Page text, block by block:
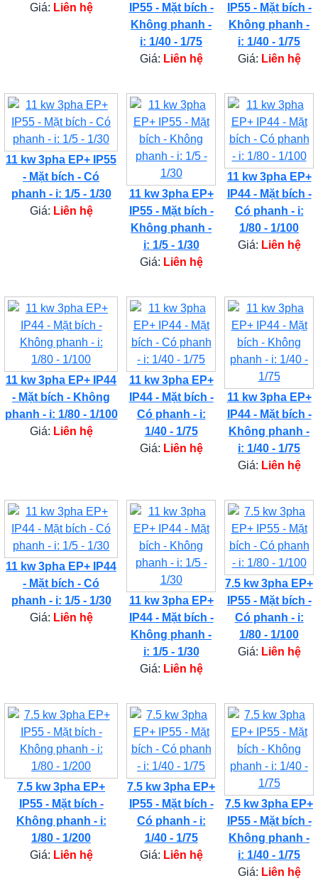
Giá: Liên hệ
IP55 - Mặt bích -
Không phanh -
i: 1/40 - 1/75
Giá: Liên hệ
IP55 - Mặt bích -
Không phanh -
i: 1/40 - 1/75
Giá: Liên hệ
11 kw 3pha EP+ IP55
- Mặt bích - Có
phanh - i: 1/5 - 1/30
Giá: Liên hệ
11 kw 3pha EP+
IP55 - Mặt bích -
Không phanh -
i: 1/5 - 1/30
Giá: Liên hệ
11 kw 3pha EP+
IP44 - Mặt bích -
Có phanh - i:
1/80 - 1/100
Giá: Liên hệ
11 kw 3pha EP+ IP44
- Mặt bích - Không
phanh - i: 1/80 - 1/100
Giá: Liên hệ
11 kw 3pha EP+
IP44 - Mặt bích -
Có phanh - i:
1/40 - 1/75
Giá: Liên hệ
11 kw 3pha EP+
IP44 - Mặt bích -
Không phanh -
i: 1/40 - 1/75
Giá: Liên hệ
11 kw 3pha EP+ IP44
- Mặt bích - Có
phanh - i: 1/5 - 1/30
Giá: Liên hệ
11 kw 3pha EP+
IP44 - Mặt bích -
Không phanh -
i: 1/5 - 1/30
Giá: Liên hệ
7.5 kw 3pha EP+
IP55 - Mặt bích -
Có phanh - i:
1/80 - 1/100
Giá: Liên hệ
7.5 kw 3pha EP+
IP55 - Mặt bích -
Không phanh - i:
1/80 - 1/200
Giá: Liên hệ
7.5 kw 3pha EP+
IP55 - Mặt bích -
Có phanh - i:
1/40 - 1/75
Giá: Liên hệ
7.5 kw 3pha EP+
IP55 - Mặt bích -
Không phanh -
i: 1/40 - 1/75
Giá: Liên hệ